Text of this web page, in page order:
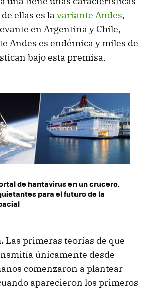
ellas es la variante Andes,
en Argentina y Chile,
Andes es endémica y miles de
bajo esta premisa.
de hantavirus en un crucero.
para el futuro de la
Las primeras teorías de que
únicamente desde
comenzaron a plantear
aparecieron los primeros